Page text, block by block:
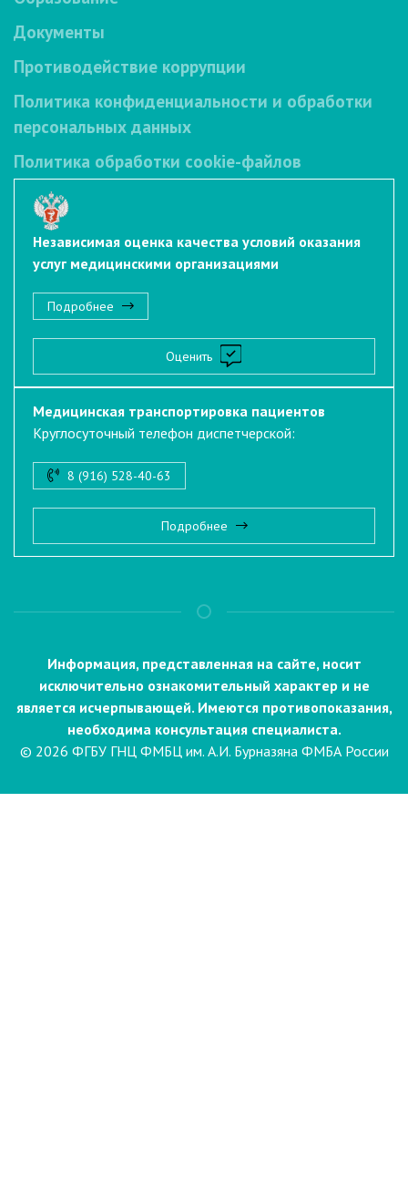
Документы
Противодействие коррупции
Политика конфиденциальности и обработки
персональных данных
Политика обработки cookie-файлов
Независимая оценка качества условий оказания
услуг медицинскими организациями
Подробнее
Оценить
Медицинская транспортировка пациентов
Круглосуточный телефон диспетчерской:
8 (916) 528-40-63
Подробнее
Информация, представленная на сайте, носит
исключительно ознакомительный характер и не
является исчерпывающей. Имеются противопоказания,
необходима консультация специалиста.
© 2026 ФГБУ ГНЦ ФМБЦ им. А.И. Бурназяна ФМБА России